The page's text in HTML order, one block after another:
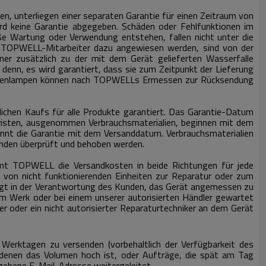
unterliegen einer separaten Garantie für einen Zeitraum von
keine Garantie abgegeben. Schäden oder Fehlfunktionen im
Wartung oder Verwendung entstehen, fallen nicht unter die
Mitarbeiter dazu angewiesen werden, sind von der
zusätzlich zu der mit dem Gerät gelieferten Wasserfalle
es wird garantiert, dass sie zum Zeitpunkt der Lieferung
können nach TOPWELLs Ermessen zur Rücksendung
Kaufs für alle Produkte garantiert. Das Garantie-Datum
ausgenommen Verbrauchsmaterialien, beginnen mit dem
die Garantie mit dem Versanddatum. Verbrauchsmaterialien
überprüft und behoben werden.
die Versandkosten in beide Richtungen für jede
nicht funktionierenden Einheiten zur Reparatur oder zum
in der Verantwortung des Kunden, das Gerät angemessen zu
Werk oder bei einem unserer autorisierten Händler gewartet
oder ein nicht autorisierter Reparaturtechniker an dem Gerät
zu versenden (vorbehaltlich der Verfügbarkeit des
das Volumen hoch ist, oder Aufträge, die spät am Tag